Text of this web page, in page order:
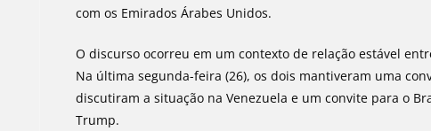
com os Emirados Árabes Unidos.
O discurso ocorreu em um contexto de relação estável
Na última segunda-feira (26), os dois mantiveram uma
discutiram a situação na Venezuela e um convite para o
Trump.